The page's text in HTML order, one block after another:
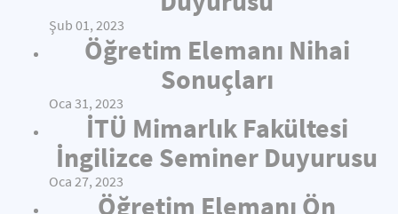
Şub 01, 2023
Öğretim Elemanı Nihai
Sonuçları
Oca 31, 2023
İTÜ Mimarlık Fakültesi
İngilizce Seminer Duyurusu
Oca 27, 2023
Öğretim Elemanı Ön